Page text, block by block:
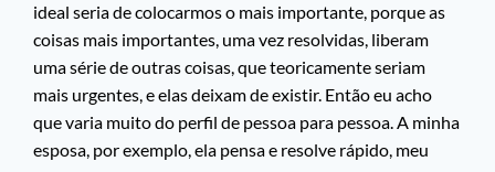
ideal seria de colocarmos o mais importante, porque as
coisas mais importantes, uma vez resolvidas, liberam
uma série de outras coisas, que teoricamente seriam
mais urgentes, e elas deixam de existir. Então eu acho
que varia muito do perfil de pessoa para pessoa. A minha
esposa, por exemplo, ela pensa e resolve rápido, meu